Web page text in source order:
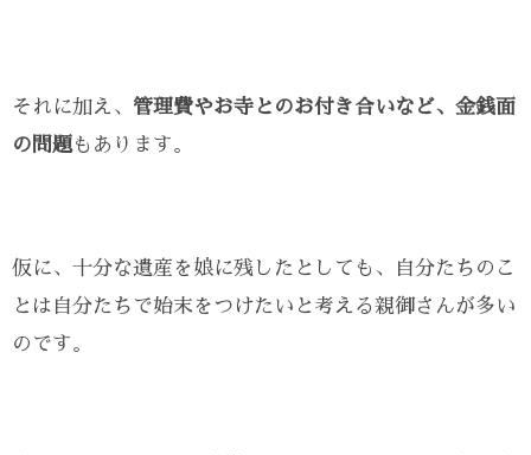
それに加え、 管理費やお寺とのお付き合いなど、金銭面
の問題もあります。
仮に、十分な遺産を娘に残したとしても、自分たちのこ
とは自分たちで始末をつけたいと考える親御さんが多い
のです。